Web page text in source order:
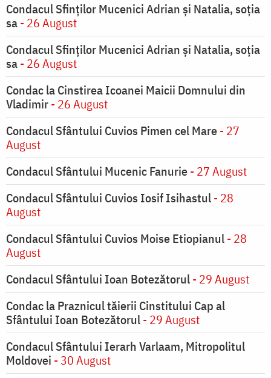
Condacul Sfinţilor Mucenici Adrian şi Natalia, soţia
sa- 26 August
Condacul Sfinţilor Mucenici Adrian şi Natalia, soţia
sa- 26 August
Condac la Cinstirea Icoanei Maicii Domnului din
Vladimir- 26 August
Condacul Sfântului Cuvios Pimen cel Mare- 27
August
Condacul Sfântului Mucenic Fanurie- 27 August
Condacul Sfântului Cuvios Iosif Isihastul- 28
August
Condacul Sfântului Cuvios Moise Etiopianul- 28
August
Condacul Sfântului Ioan Botezătorul- 29 August
Condac la Praznicul tăierii Cinstitului Cap al
Sfântului Ioan Botezătorul- 29 August
Condacul Sfântului Ierarh Varlaam, Mitropolitul
Moldovei - 30 August